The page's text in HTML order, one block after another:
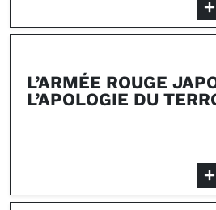
L’ARMÉE ROUGE
L’APOLOGIE DU